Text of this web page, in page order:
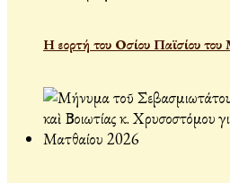
Η εορτή του Οσίου Παϊσίου του